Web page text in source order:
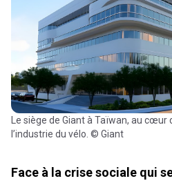
Le siège de Giant à Taïwan, au cœur de la crise sociale qui secoue
l’industrie du vélo. © Giant
Face à la crise sociale qui